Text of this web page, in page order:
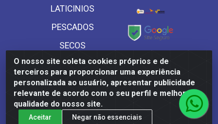
O nosso site coleta cookies próprios e de
terceiros para proporcionar uma experiência
personalizada ao usuário, apresentar publicidade
relevante de acordo com o seu perfil e melhorar a
qualidade do nosso site.
Aceitar Negar não essenciais
LATICINIOS
PESCADOS
SECOS
SUINOS
VEGETAIS CONG E
MASSAS
Baixe já
nosso APP